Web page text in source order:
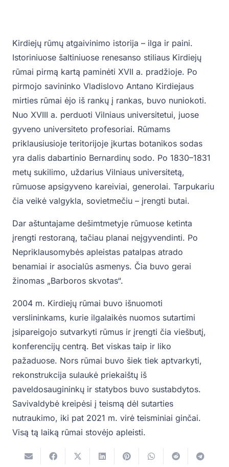
Kirdiejų rūmų atgaivinimo istorija – ilga ir paini.
Istoriniuose šaltiniuose renesanso stiliaus Kirdiejų
rūmai pirmą kartą paminėti XVII a. pradžioje. Po
pirmojo savininko Vladislovo Antano Kirdiejaus
mirties rūmai ėjo iš rankų į rankas, buvo nuniokoti.
Nuo XVIII a. perduoti Vilniaus universitetui, juose
gyveno universiteto profesoriai. Rūmams
priklausiusioje teritorijoje įkurtas botanikos sodas
yra dalis dabartinio Bernardinų sodo. Po 1830–1831
metų sukilimo, uždarius Vilniaus universitetą,
rūmuose apsigyveno kareiviai, generolai. Tarpukariu
čia veikė valgykla, sovietmečiu – įrengti butai.
Dar aštuntajame dešimtmetyje rūmuose ketinta
įrengti restoraną, tačiau planai neįgyvendinti. Po
Nepriklausomybės apleistas patalpas atrado
benamiai ir asocialūs asmenys. Čia buvo gerai
žinomas „Barboros skvotas“.
2004 m. Kirdiejų rūmai buvo išnuomoti
verslininkams, kurie ilgalaikės nuomos sutartimi
įsipareigojo sutvarkyti rūmus ir įrengti čia viešbutį,
konferencijų centrą. Bet viskas taip ir liko
pažaduose. Nors rūmai buvo šiek tiek aptvarkyti,
rekonstrukcija sulaukė priekaištų iš
paveldosaugininkų ir statybos buvo sustabdytos.
Savivaldybė kreipėsi į teismą dėl sutarties
nutraukimo, iki pat 2021 m. virė teisminiai ginčai.
Visą tą laiką rūmai stovėjo apleisti.